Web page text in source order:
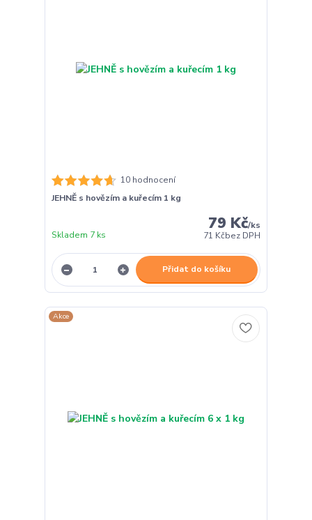
10 hodnocení
JEHNĚ s hovězím a kuřecím 1 kg
79 Kč/ks
71 Kčbez DPH
Skladem 7 ks
Přidat do košíku
Akce